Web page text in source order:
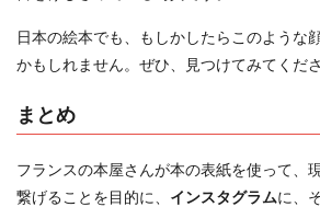
日本の絵本でも、もしかしたらこのような
かもしれません。ぜひ、見つけてみてくだ
まとめ
フランスの本屋さんが本の表紙を使って、
繋げることを目的に、 インスタグラムに、